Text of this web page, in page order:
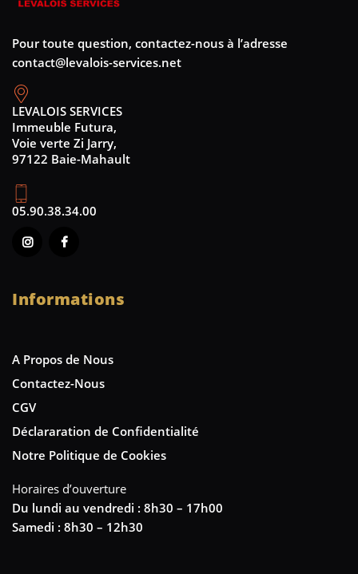
Pour toute question, contactez-nous à l’adresse
contact@levalois-services.net
LEVALOIS SERVICES
Immeuble Futura,
Voie verte Zi Jarry,
97122 Baie-Mahault
05.90.38.34.00
Informations
A Propos de Nous
Contactez-Nous
CGV
Déclararation de Confidentialité
Notre Politique de Cookies
Horaires d’ouverture
Du lundi au vendredi : 8h30 – 17h00
Samedi : 8h30 – 12h30